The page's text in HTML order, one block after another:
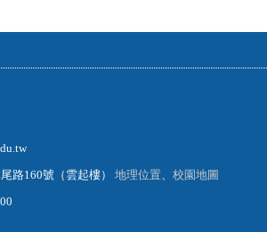
路160號（雲起樓）地理位置 、校園地圖